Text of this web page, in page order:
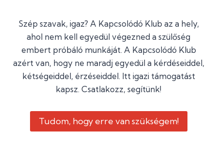
Szép szavak, igaz? A Kapcsolódó Klub az a hely,
ahol nem kell egyedül végezned a szülőség
embert próbáló munkáját. A Kapcsolódó Klub
azért van, hogy ne maradj egyedül a kérdéseiddel,
kétségeiddel, érzéseiddel. Itt igazi támogatást
kapsz. Csatlakozz, segítünk!
Tudom, hogy erre van szükségem!